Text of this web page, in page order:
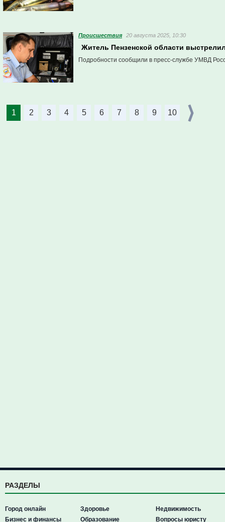
Проиcшествия 20 августа 2025, 10:30
Житель Пензенской области
Подробности сообщили в пресс-службе УМВД
1 2 3 4 5 6 7 8 9 10
РАЗДЕЛЫ
Город онлайн
Бизнес и финансы
Здоровье
Образование
Недвижимость
Вопросы юристу